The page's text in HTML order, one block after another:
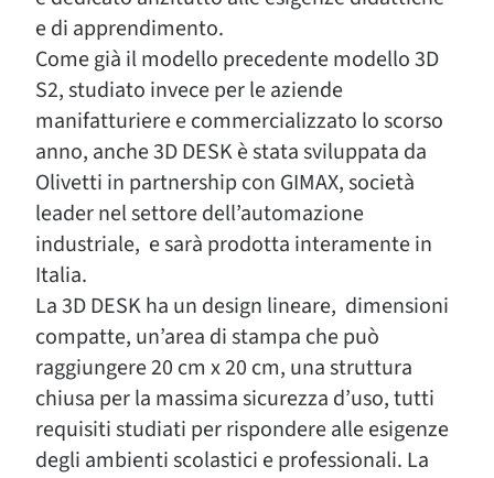
e di apprendimento.
Come già il modello precedente modello 3D
S2, studiato invece per le aziende
manifatturiere e commercializzato lo scorso
anno, anche 3D DESK è stata sviluppata da
Olivetti in partnership con GIMAX, società
leader nel settore dell’automazione
industriale, e sarà prodotta interamente in
Italia.
La 3D DESK ha un design lineare, dimensioni
compatte, un’area di stampa che può
raggiungere 20 cm x 20 cm, una struttura
chiusa per la massima sicurezza d’uso, tutti
requisiti studiati per rispondere alle esigenze
degli ambienti scolastici e professionali. La